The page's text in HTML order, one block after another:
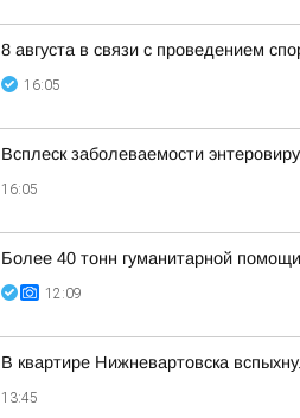
8 августа в связи с проведением
16:05
Всплеск заболеваемости
16:05
Более 40 тонн гуманитарной
12:09
В квартире Нижневартовска
13:45